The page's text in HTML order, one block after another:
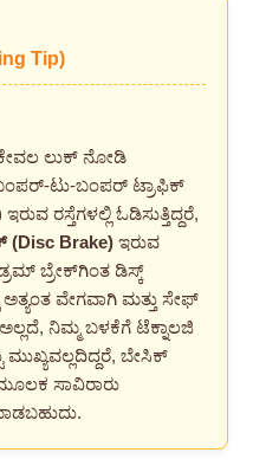
Tip)
ಕೇವಲ ಲುಕ್ ನೋಡಿ
ಟು-ಬಂಪರ್ ಟ್ರಾಫಿಕ್
ರಸ್ತೆಗಳಲ್ಲಿ ಓಡಿಸುತ್ತಿದ್ದರೆ,
(Disc Brake) ಇರುವ
ಬ್ರೇಕ್‌ಗಿಂತ ಡಿಸ್ಕ್
ವೇಗವಾಗಿ ಮತ್ತು ಸೇಫ್
ಅಲ್ಲದೆ, ನಿಮ್ಮ ಬಳಕೆಗೆ ಟೆಕ್ನಾಲಜಿ
ಮುಖ್ಯವಲ್ಲದಿದ್ದರೆ, ಬೇಸಿಕ್
ಸಾವಿರಾರು